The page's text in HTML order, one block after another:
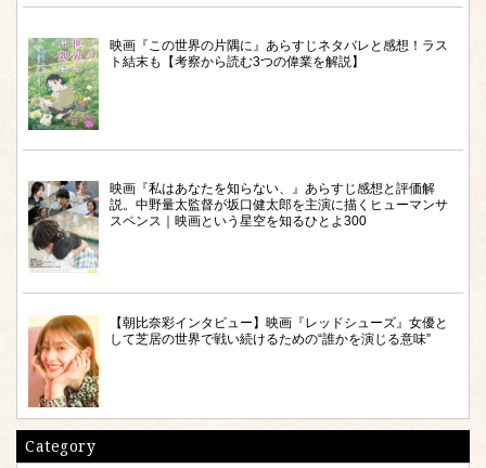
映画『この世界の片隅に』あらすじネタバレと感想！ラス
ト結末も【考察から読む3つの偉業を解説】
映画『私はあなたを知らない、』あらすじ感想と評価解
説。中野量太監督が坂口健太郎を主演に描くヒューマンサ
スペンス｜映画という星空を知るひとよ300
【朝比奈彩インタビュー】映画『レッドシューズ』女優と
して芝居の世界で戦い続けるための“誰かを演じる意味”
Category